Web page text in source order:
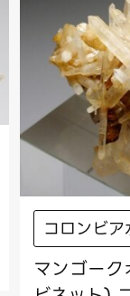
コロンビ
マンゴー